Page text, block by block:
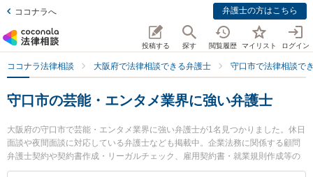
ココナラへ 弁護士の方はこちら
投稿する 探す 閲覧履歴 マイリスト ログイン
ココナラ法律相談 大阪府で法律相談できる弁護士 守口市で法律相談で
守口市の芸能・エンタメ業界に強い弁護士
大阪府の守口市で芸能・エンタメ業界に強い弁護士が1名見つかりました。休日
面談や夜間面談に対応している弁護士なども掲載中。企業法務に関係する顧問
弁護士契約や契約書作成・リーガルチェック、雇用契約書・就業規則作成等の
細かな分野での絞り込み検索もでき便利です。特に守口法律事務所の寺島 正作